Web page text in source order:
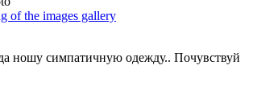
of the images gallery
ношу симпатичную одежду.. Почувствуй